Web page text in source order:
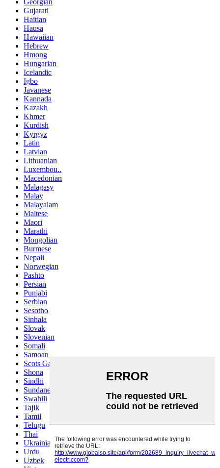
Gujarati
Haitian
Hausa
Hawaiian
Hebrew
Hmong
Hungarian
Icelandic
Igbo
Javanese
Kannada
Kazakh
Khmer
Kurdish
Kyrgyz
Latin
Latvian
Lithuanian
Luxembou..
Macedonian
Malagasy
Malay
Malayalam
Maltese
Maori
Marathi
Mongolian
Burmese
Nepali
Norwegian
Pashto
Persian
Punjabi
Serbian
Sesotho
Sinhala
Slovak
Slovenian
Somali
Samoan
Scots Gaelic
Shona
Sindhi
Sundanese
Swahili
Tajik
Tamil
Telugu
Thai
Ukrainian
Urdu
Uzbek